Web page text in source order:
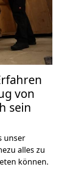
von
sein
unser
alles zu
können.